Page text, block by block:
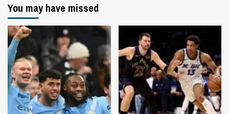
You may have missed